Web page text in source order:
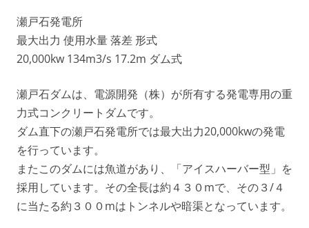
瀬戸石発電所
最大出力 使用水量 落差 形式
20,000kw 134m3/s 17.2m ダム式
瀬戸石ダムは、電源開発（株）が所有する発電専用の重
力式コンクリートダムです。
ダム直下の瀬戸石発電所では最大出力20,000kwの発電
を行っています。
またこのダムには魚道があり、「アイスハーバー型」を
採用しています。その全長は約４３０mで、その３/４
に当たる約３００mはトンネルや暗渠となっています。